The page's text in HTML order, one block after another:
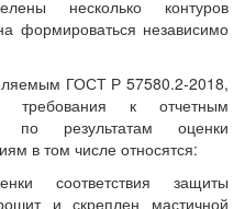
несколько контуров
формироваться независимо
ГОСТ Р 57580.2-2018,
требования к отчетным
по результатам оценки
в том числе относятся:
соответствия защиты
и скреплен мастичной